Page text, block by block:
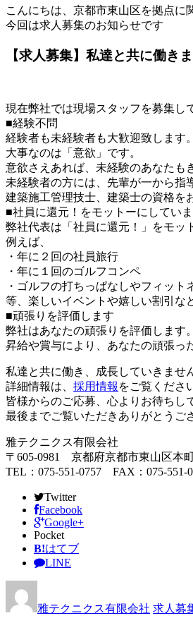
こんにちは、京都市東山区を拠点に
今回は求人募集のお知らせです
【求人募集】私達と共に働き
現在弊社では現場スタッフを募集し
■経験不問
経験者も未経験者も大歓迎致します。
大事なのは「意欲」です。
意欲さえあれば、未経験のあなたも
未経験者の方には、先輩が一から指
建築施工管理技士、建築士の資格を
■社員に還元！をモットーにしてい
弊社代表は「社員に還元！」をモッ
例えば、
・年に２回の社員旅行
・年に１回のゴルフコンペ
・ゴルフの打ちっぱなしやフィット
等、楽しいイベントや嬉しい割引な
■頑張りを評価します
弊社はあなたの頑張りを評価します。
昇給や賞与により、あなたの頑張っ
私達と共に働き、成長していきませ
詳細情報は、 採用情報 をご覧くださ
皆様からのご応募、心よりお待ちし
最後までご覧いただきありがとうご
雅テクニクス有限会社
〒605-0981 京都府京都市東山区本
TEL：075-551-0757 FAX：075-551-
Twitter
Facebook
Google+
Pocket
B!はてブ
LINE
雅テクニクス有限会社 求人募